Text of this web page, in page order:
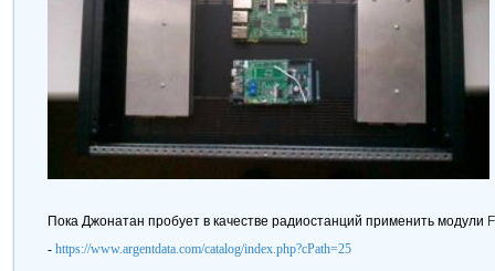
Пока Джонатан пробует в качестве радиостанций применить модули
-https://www.argentdata.com/catalog/index.php?cPath=25